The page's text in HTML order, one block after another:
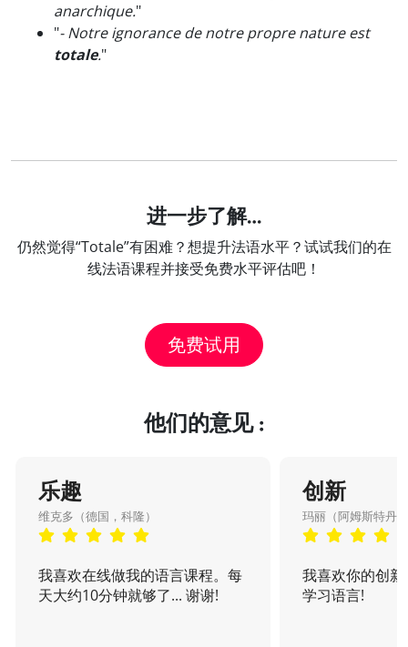
anarchique."
"- Notre ignorance de notre propre nature est
totale."
进一步了解…
仍然觉得“Totale”有困难？想提升法语水平？试试我们的在
线法语课程并接受免费水平评估吧！
免费试用
他们的意见 :
乐趣
维克多（德国，科隆）
我喜欢在线做我的语言课程。每
天大约10分钟就够了... 谢谢!
创新
玛丽（阿姆斯特丹
我喜欢你的创
学习语言!